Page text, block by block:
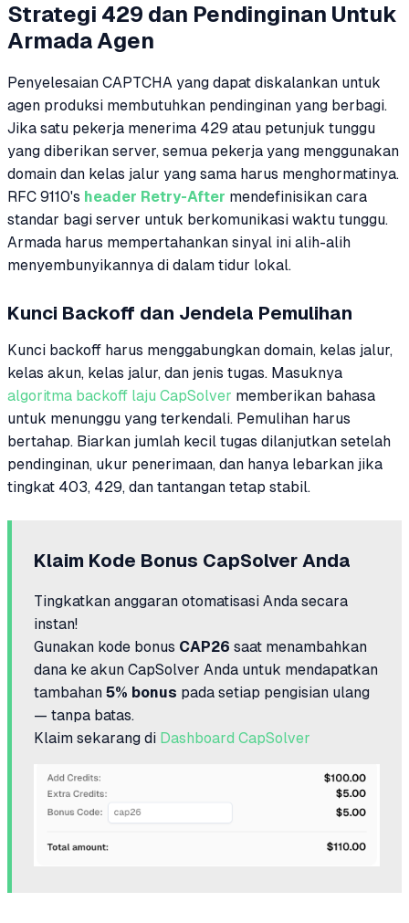
Strategi 429 dan Pendinginan Untuk
Armada Agen
Penyelesaian CAPTCHA yang dapat diskalankan untuk
agen produksi membutuhkan pendinginan yang berbagi.
Jika satu pekerja menerima 429 atau petunjuk tunggu
yang diberikan server, semua pekerja yang menggunakan
domain dan kelas jalur yang sama harus menghormatinya.
RFC 9110's header Retry-After mendefinisikan cara
standar bagi server untuk berkomunikasi waktu tunggu.
Armada harus mempertahankan sinyal ini alih-alih
menyembunyikannya di dalam tidur lokal.
Kunci Backoff dan Jendela Pemulihan
Kunci backoff harus menggabungkan domain, kelas jalur,
kelas akun, kelas jalur, dan jenis tugas. Masuknya
algoritma backoff laju CapSolver memberikan bahasa
untuk menunggu yang terkendali. Pemulihan harus
bertahap. Biarkan jumlah kecil tugas dilanjutkan setelah
pendinginan, ukur penerimaan, dan hanya lebarkan jika
tingkat 403, 429, dan tantangan tetap stabil.
Klaim Kode Bonus CapSolver Anda
Tingkatkan anggaran otomatisasi Anda secara
instan!
Gunakan kode bonus CAP26 saat menambahkan
dana ke akun CapSolver Anda untuk mendapatkan
tambahan 5% bonus pada setiap pengisian ulang
— tanpa batas.
Klaim sekarang di Dashboard CapSolver